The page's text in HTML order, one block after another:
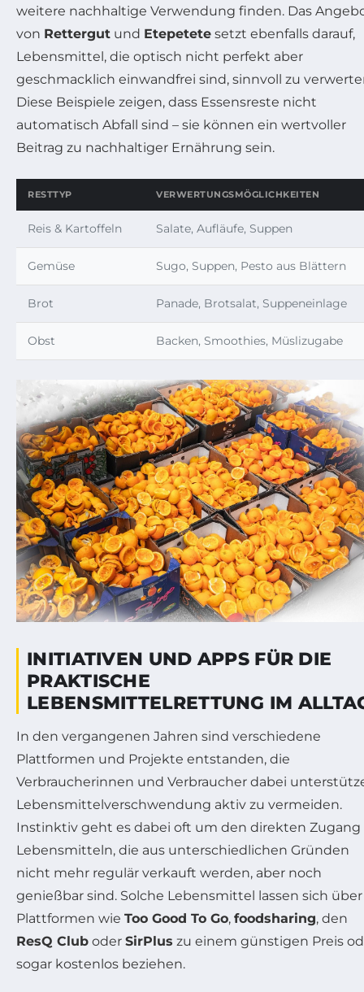
weitere nachhaltige Verwendung finden. Das
von Rettergut und Etepetete setzt ebenfalls darauf,
Lebensmittel, die optisch nicht perfekt aber
geschmacklich einwandfrei sind, sinnvoll zu
Diese Beispiele zeigen, dass Essensreste nicht
automatisch Abfall sind – sie können ein wertvoller
Beitrag zu nachhaltiger Ernährung sein.
RESTTYP VERWERTUNGSMÖGLICHKEITEN
Reis & Kartoffeln Salate, Aufläufe, Suppen
Gemüse Sugo, Suppen, Pesto aus Blättern
Brot Panade, Brotsalat, Suppeneinlage
Obst Backen, Smoothies, Müslizugabe
INITIATIVEN UND APPS FÜR DIE
PRAKTISCHE
LEBENSMITTELRETTUNG IM
In den vergangenen Jahren sind verschiedene
Plattformen und Projekte entstanden, die
Verbraucherinnen und Verbraucher dabei
Lebensmittelverschwendung aktiv zu vermeiden.
Instinktiv geht es dabei oft um den direkten Zugang
Lebensmitteln, die aus unterschiedlichen Gründen
nicht mehr regulär verkauft werden, aber noch
genießbar sind. Solche Lebensmittel lassen sich über
Plattformen wie Too Good To Go, foodsharing, den
ResQ Club oder SirPlus zu einem günstigen Preis
sogar kostenlos beziehen.